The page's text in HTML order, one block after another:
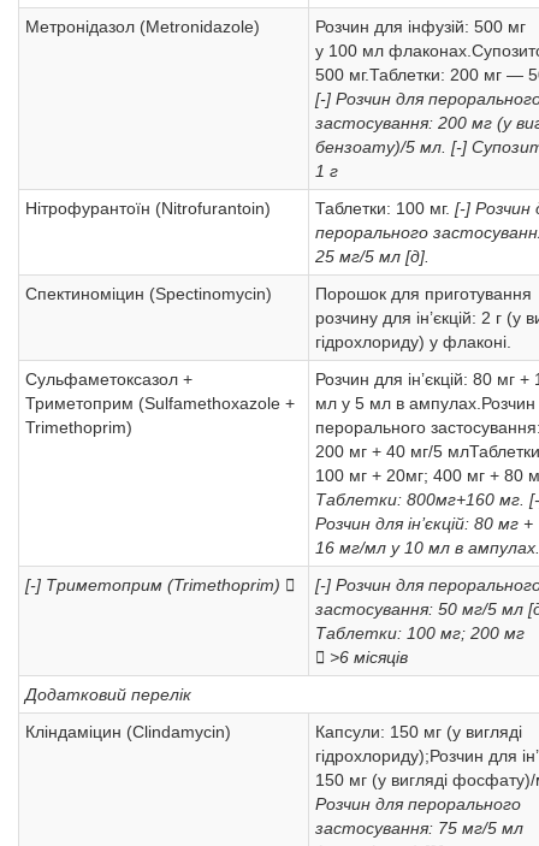
Метронідазол (Metronidazole)
Розчин для інфузій: 500 мг
у 100 мл
500 мг.Таблетки: 200 мг —
[-] Розчин для
застосування: 200 мг (у
бензоату)/5 мл. [-]
1 г
Нітрофурантоїн (Nitrofurantoin)
Таблетки: 100 мг. [-] Розчин
перорального
25 мг/5 мл [д].
Спектиноміцин (Spectinomycin)
Порошок для приготування
розчину для ін’єкцій: 2 г (у
гідрохлориду) у флаконі.
Сульфаметоксазол +
Триметоприм (Sulfamethoxazole +
Trimethoprim)
Розчин для ін’єкцій: 80 мг +
мл у 5 мл в
перорального
200 мг + 40 мг/5
100 мг + 20мг; 400 мг + 80
Таблетки: 800мг+160 мг.
Розчин для ін’єкцій: 80 мг +
16 мг/мл у 10 мл в ампулах.
[-] Триметоприм (Trimethoprim) 
[-] Розчин для
застосування: 50 мг/5 мл
Таблетки: 100 мг; 200 мг
 >6 місяців
Додатковий перелік
Кліндаміцин (Clindamycin)
Капсули: 150 мг (у вигляді
гідрохлориду);Розчин для
150 мг (у вигляді
Розчин для перорального
застосування: 75 мг/5 мл